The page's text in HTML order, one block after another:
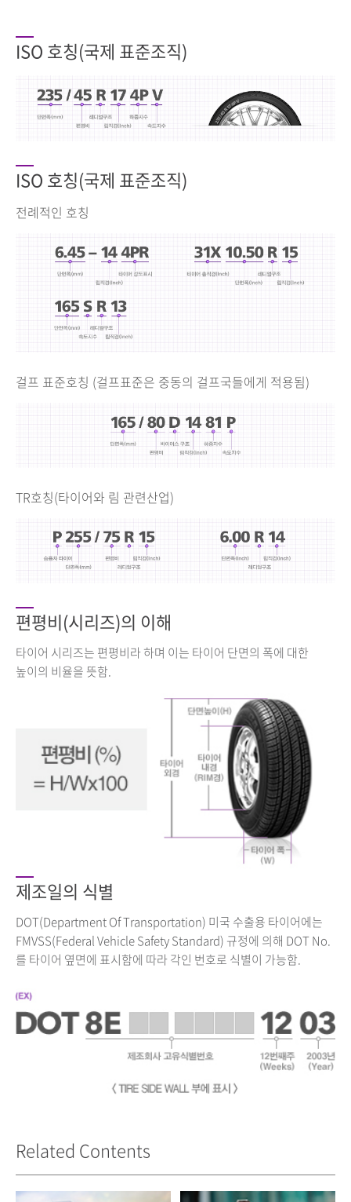
ISO 호칭(국제 표준조직)
ISO 호칭(국제 표준조직)
전례적인 호칭
걸프 표준호칭 (걸프표준은 중동의 걸프국들에게 적용됨)
TR호칭(타이어와 림 관련산업)
편평비(시리즈)의 이해
타이어 시리즈는 편평비라 하며 이는 타이어 단면의 폭에 대한
높이의 비율을 뜻함.
제조일의 식별
DOT(Department Of Transportation) 미국 수출용 타이어에는
FMVSS(Federal Vehicle Safety Standard) 규정에 의해 DOT No.
를 타이어 옆면에 표시함에 따라 각인 번호로 식별이 가능함.
Related Contents